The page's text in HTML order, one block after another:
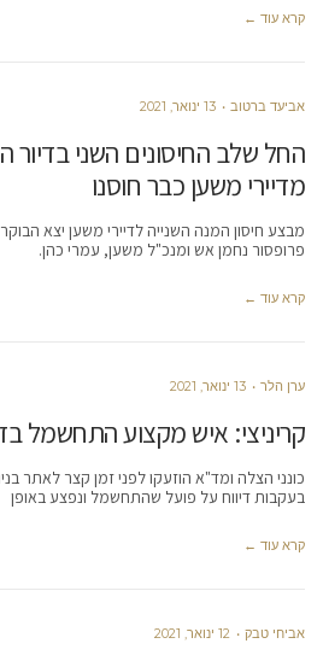
קרא עוד ←
אביעד ברטוב 13 ינואר, 2021
מדיירי משען כבר חוסנו
מבצע חיסון המנה השנייה לדיירי משען יצא
פרופסור נחמן אש ומנכ"ל משען, עמרי כהן.
קרא עוד ←
ערן הלר 13 ינואר, 2021
קריניצי: איש מקצוע התחשמל
כונני הצלה ומד"א הוזעקו לפני זמן קצר לאתר
בעקבות דיווח על פועל שהתחשמל ונפצע באופן
קרא עוד ←
אביחי טבק 12 ינואר, 2021